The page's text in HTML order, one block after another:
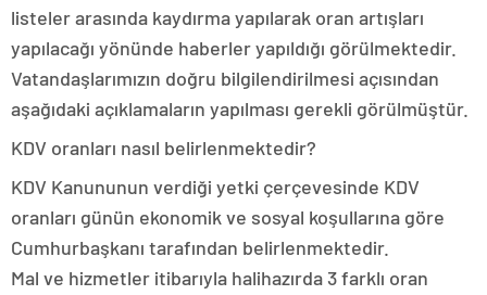
listeler arasında kaydırma yapılarak oran artışları
yapılacağı yönünde haberler yapıldığı görülmektedir.
Vatandaşlarımızın doğru bilgilendirilmesi açısından
aşağıdaki açıklamaların yapılması gerekli görülmüştür.
KDV oranları nasıl belirlenmektedir?
KDV Kanununun verdiği yetki çerçevesinde KDV
oranları günün ekonomik ve sosyal koşullarına göre
Cumhurbaşkanı tarafından belirlenmektedir.
Mal ve hizmetler itibarıyla halihazırda 3 farklı oran